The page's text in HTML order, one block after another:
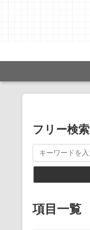
フリー検索
項目一覧